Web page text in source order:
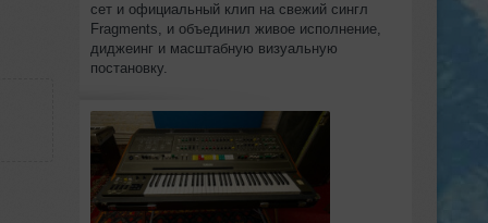
сет и официальный клип на свежий сингл
Fragments, и объединил живое исполнение,
диджеинг и масштабную визуальную
постановку.